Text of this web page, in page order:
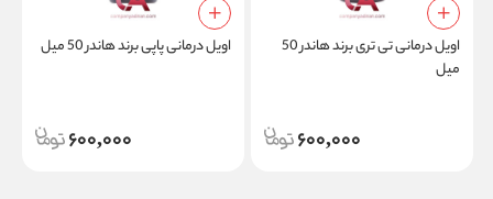
اویل درمانی تی تری برند هاندر 50
میل
600,000
اویل درمانی پاپی برند هاندر 50 میل
600,000